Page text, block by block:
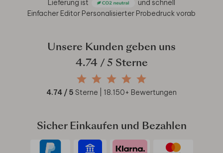
Lieferung ist
und schnell
Einfacher Editor Personalisierter Probedruck vorab
Unsere Kunden geben uns
4.74/ 5 Sterne
4.74 / 5 Sterne | 18.150+ Bewertungen
Sicher Einkaufen und Bezahlen